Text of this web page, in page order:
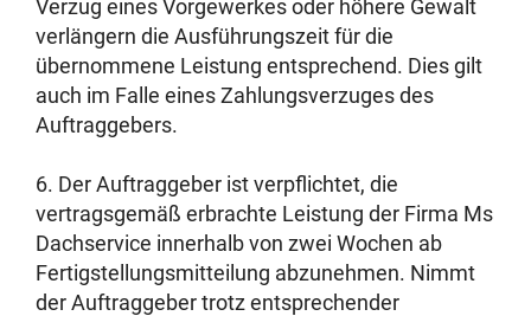
Verzug eines Vorgewerkes oder höhere Gewalt
verlängern die Ausführungszeit für die
übernommene Leistung entsprechend. Dies gilt
auch im Falle eines Zahlungsverzuges des
Auftraggebers.
6. Der Auftraggeber ist verpflichtet, die
vertragsgemäß erbrachte Leistung der Firma Ms
Dachservice innerhalb von zwei Wochen ab
Fertigstellungsmitteilung abzunehmen. Nimmt
der Auftraggeber trotz entsprechender